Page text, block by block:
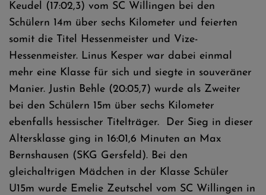
Keudel (17:02,3) vom SC Willingen bei den
Schülern 14m über sechs Kilometer und feierten
somit die Titel Hessenmeister und Vize-
Hessenmeister. Linus Kesper war dabei einmal
mehr eine Klasse für sich und siegte in souveräner
Manier. Justin Behle (20:05,7) wurde als Zweiter
bei den Schülern 15m über sechs Kilometer
ebenfalls hessischer Titelträger. Der Sieg in dieser
Altersklasse ging in 16:01,6 Minuten an Max
Bernshausen (SKG Gersfeld). Bei den
gleichaltrigen Mädchen in der Klasse Schüler
U15m wurde Emelie Zeutschel vom SC Willingen in